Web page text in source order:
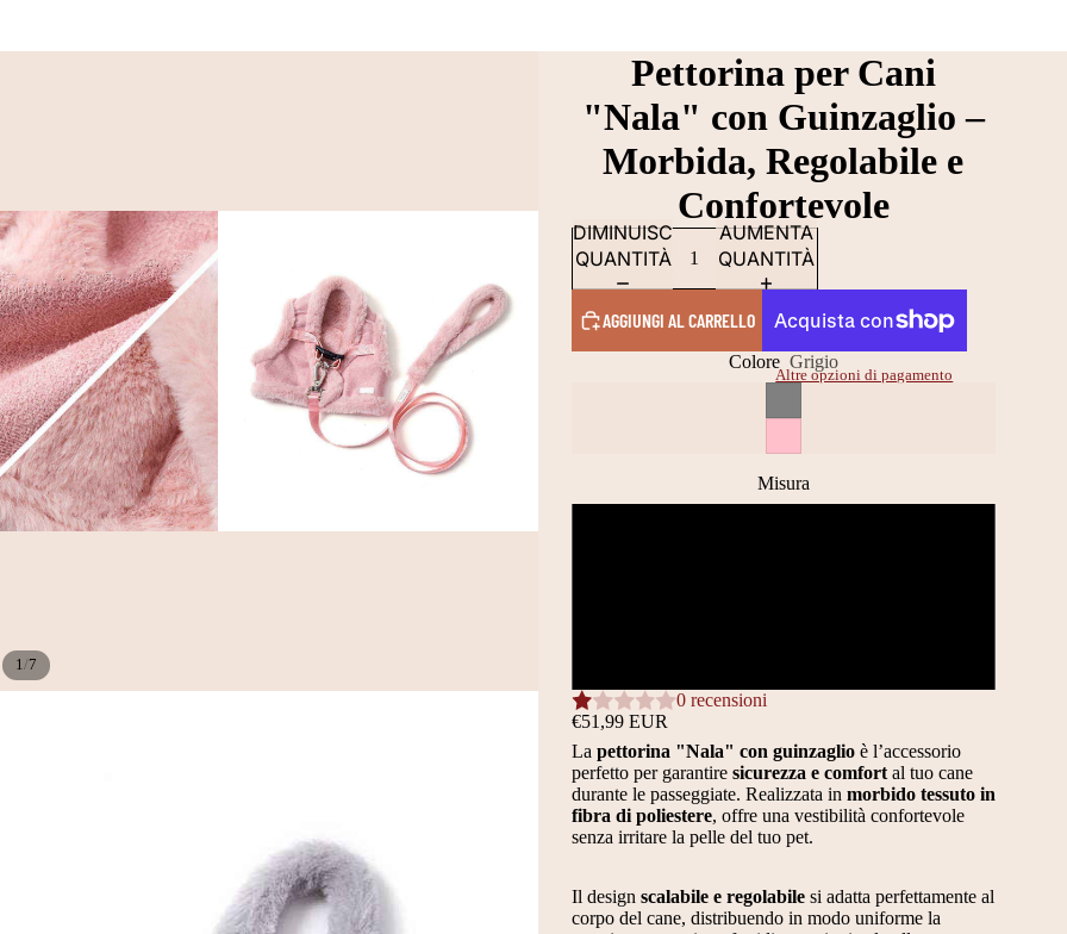
1/7
Pettorina per Cani
"Nala" con Guinzaglio –
Morbida, Regolabile e
Confortevole
DIMINUISCI
QUANTITÀ
AUMENTA
QUANTITÀ
AGGIUNGI AL CARRELLO
Altre opzioni di pagamento
Colore Grigio
Misura
0 recensioni
€51,99 EUR
La pettorina "Nala" con guinzaglioè l’accessorio
perfetto per garantire sicurezza e comfortal tuo cane
durante le passeggiate. Realizzata in morbido tessuto in
fibra di poliestere, offre una vestibilità confortevole
senza irritare la pelle del tuo pet.
Il design scalabile e regolabilesi adatta perfettamente al
corpo del cane, distribuendo in modo uniforme la